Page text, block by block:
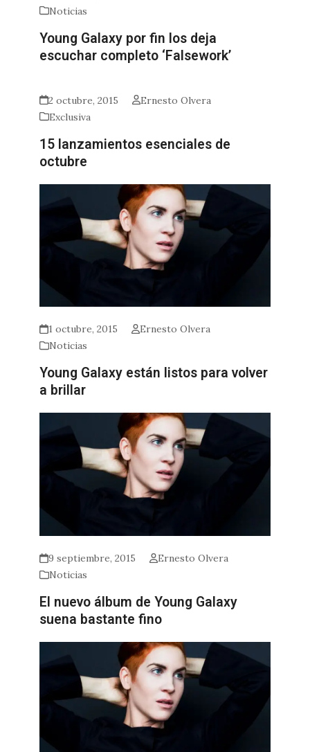
Noticias
Young Galaxy por fin los deja
escuchar completo ‘Falsework’
2 octubre, 2015
Ernesto Olvera
Exclusiva
15 lanzamientos esenciales de
octubre
1 octubre, 2015
Ernesto Olvera
Noticias
Young Galaxy están listos para volver
a brillar
9 septiembre, 2015
Ernesto Olvera
Noticias
El nuevo álbum de Young Galaxy
suena bastante fino